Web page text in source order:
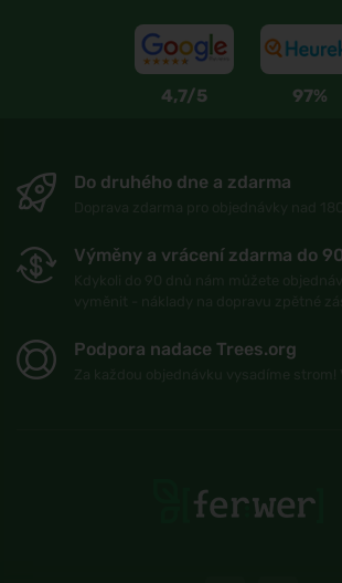
4,7/5 97%
Do druhého dne a zdarma
Výměny a vrácení zdarma do
Podpora nadace Trees.org